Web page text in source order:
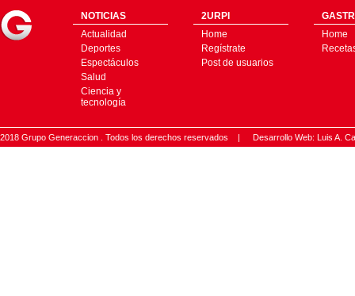
NOTICIAS
Actualidad
Deportes
Espectáculos
Salud
Ciencia y
tecnología
2URPI
Home
Regístrate
Post de usuarios
Home
2018 Grupo Generaccion . Todos los derechos reservados | Desarrollo Web: Luis